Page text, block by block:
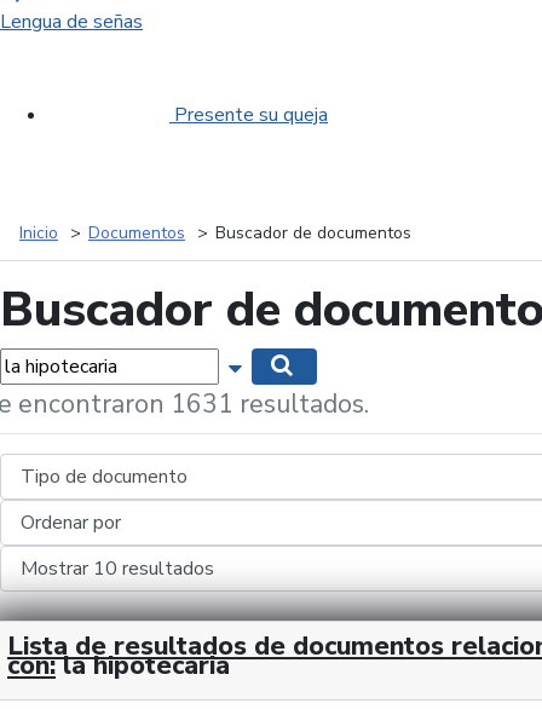
Lengua de señas
Presente su queja
Inicio Documentos Buscador de documentos
Buscador de
Mostrar opciones de búsqueda
encontraron 1631 resultados.
Lista de resultados de documentos
con: la hipotecaria